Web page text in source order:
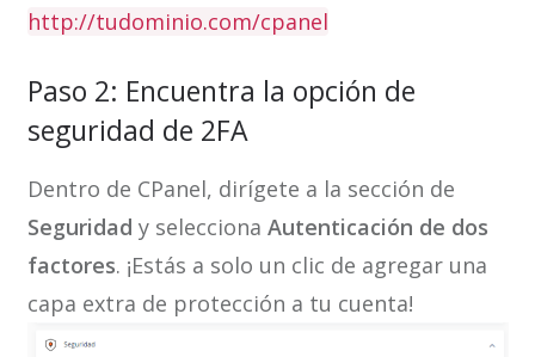
http://tudominio.com/cpanel
Paso 2: Encuentra la opción de
seguridad de 2FA
Dentro de CPanel, dirígete a la sección de
Seguridad y selecciona Autenticación de dos
factores. ¡Estás a solo un clic de agregar una
capa extra de protección a tu cuenta!